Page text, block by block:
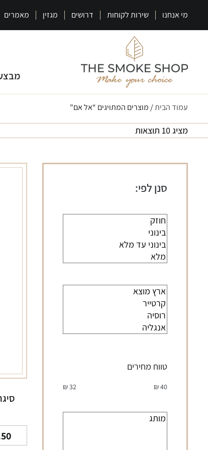
מי אנחנו שירות לקוחות דרושים מגזין מאמרים
עמוד הבית/ מוצרים המתויגים “אל אם”
מציג 10 תוצאות
סנן לפי:
טווח מחירים
40
₪
32
₪